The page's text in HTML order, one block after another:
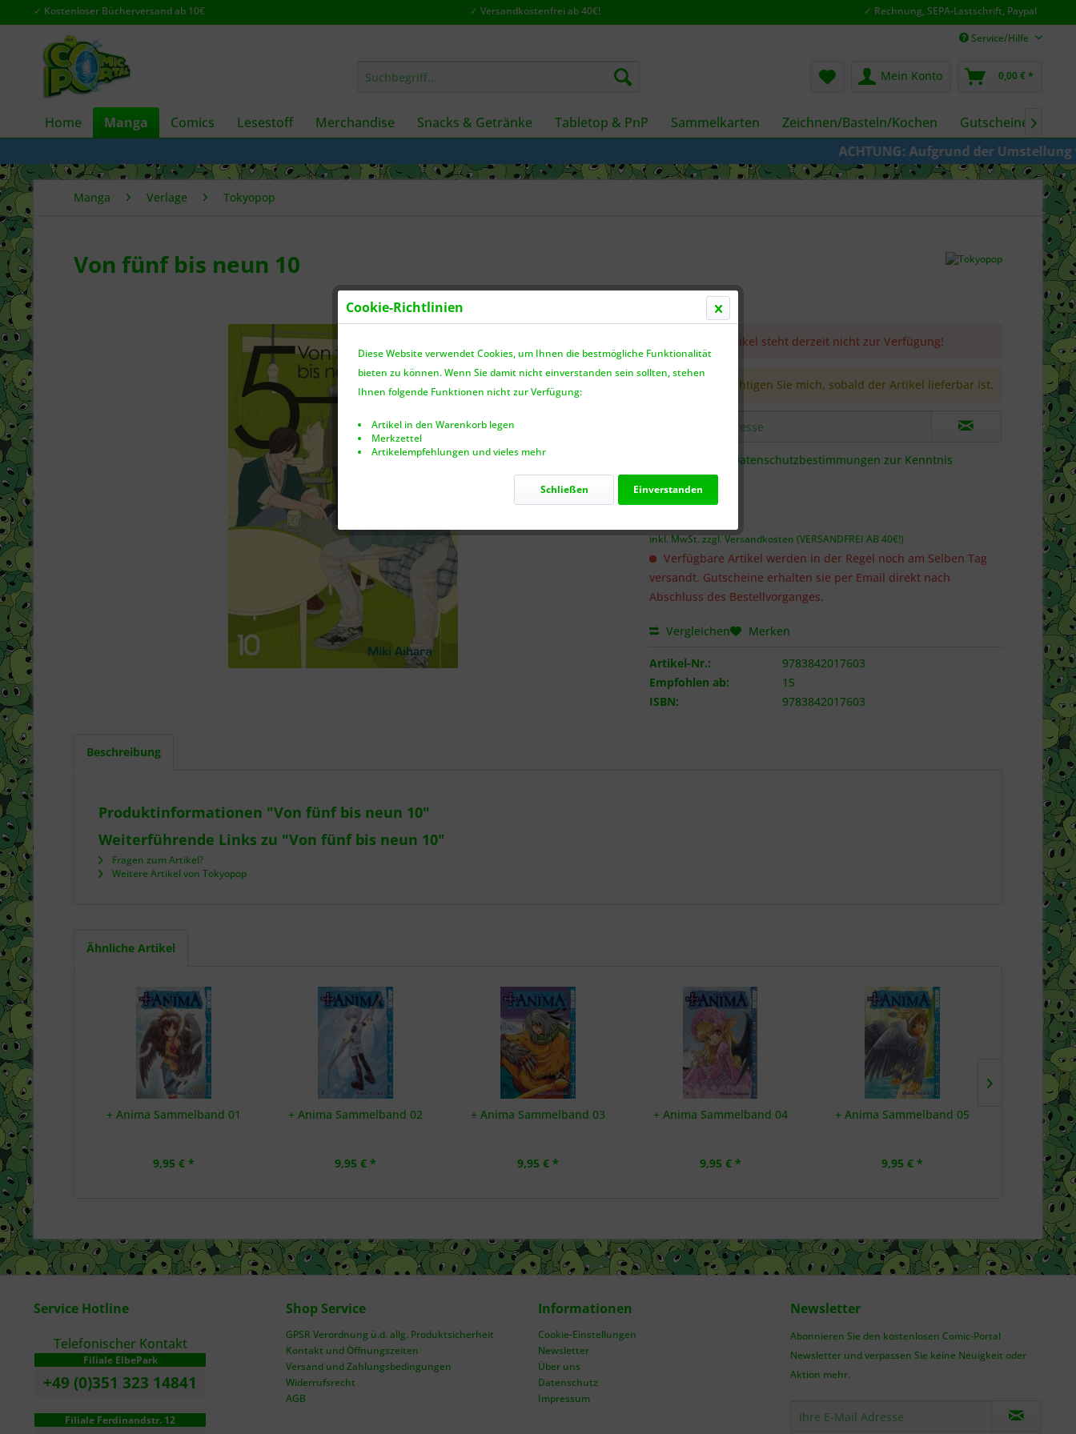
✓ Kostenloser Bücherversand ab 10€ ✓ Versandkostenfrei ab 40€!
✓ Rechnung, SEPA-Lastschrift, Paypal
Service/Hilfe
Mein Konto 0,00 € *
Home Manga Comics Lesestoff Merchandise Snacks & Getränke Tabletop & PnP Sammelkarten Zeichnen/Basteln/Kochen Gutscheine 
ACHTUNG: Aufgrund der Umstellung
Manga Verlage Tokyopop
Von fünf bis neun 10
Dieser Artikel steht derzeit nicht zur Verfügung!
Benachrichtigen Sie mich, sobald der Artikel lieferbar ist.
Datenschutzbestimmungen zur Kenntnis
genommen.
inkl. MwSt.zzgl. Versandkosten (VERSANDFREI AB 40€!)
Verfügbare Artikel werden in der Regel noch am Selben Tag
versandt. Gutscheine erhalten sie per Email direkt nach
Abschluss des Bestellvorganges.
Vergleichen Merken
Artikel-Nr.:
9783842017603
Empfohlen ab:
15
ISBN:
9783842017603
Beschreibung
Produktinformationen "Von fünf bis neun 10"
Weiterführende Links zu "Von fünf bis neun 10"
Fragen zum Artikel?
Weitere Artikel von Tokyopop
Ähnliche Artikel
+ Anima Sammelband 01
9,95 € *
+ Anima Sammelband 02
9,95 € *
+ Anima Sammelband 03
9,95 € *
+ Anima Sammelband 04
9,95 € *
+ Anima Sammelband 05
9,95 € *
+C:
Service Hotline
Telefonischer Kontakt
Filiale ElbePark
+49 (0)351 323 14841
Filiale Ferdinandstr. 12
Shop Service
GPSR Verordnung ü.d. allg. Produktsicherheit
Kontakt und Öffnungszeiten
Versand und Zahlungsbedingungen
Widerrufsrecht
AGB
Informationen
Cookie-Einstellungen
Newsletter
Über uns
Datenschutz
Impressum
Newsletter
Abonnieren Sie den kostenlosen Comic-Portal
Newsletter und verpassen Sie keine Neuigkeit oder
Aktion mehr.
Cookie-Richtlinien
Diese Website verwendet Cookies, um Ihnen die bestmögliche Funktionalität
bieten zu können. Wenn Sie damit nicht einverstanden sein sollten, stehen
Ihnen folgende Funktionen nicht zur Verfügung:
Artikel in den Warenkorb legen
Merkzettel
Artikelempfehlungen und vieles mehr
Einverstanden
Schließen